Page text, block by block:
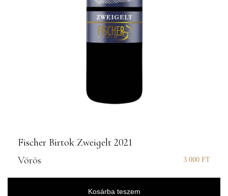
Fischer Birtok Zweigelt 2021
Vörös
3 000 FT
Kosárba teszem